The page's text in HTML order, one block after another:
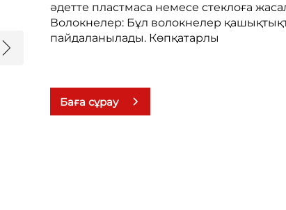
әдетте пластмаса немесе стеклоға
Волокнелер: Бұл волокнелер
пайдаланылады. Көпқатарлы
Баға сұрау